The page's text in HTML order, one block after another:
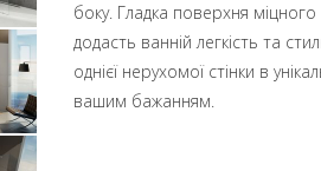
боку. Гладка поверхня
додасть ванній легкість та
однієї нерухомої стінки в
вашим бажанням.